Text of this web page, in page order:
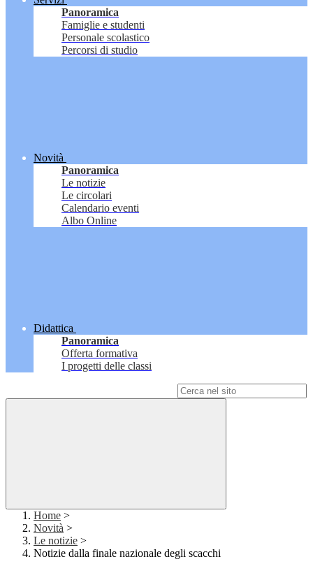
Panoramica
Famiglie e studenti
Personale scolastico
Percorsi di studio
Novità
Panoramica
Le notizie
Le circolari
Calendario eventi
Albo Online
Didattica
Panoramica
Offerta formativa
I progetti delle classi
Home >
Novità >
Le notizie >
Notizie dalla finale nazionale degli scacchi